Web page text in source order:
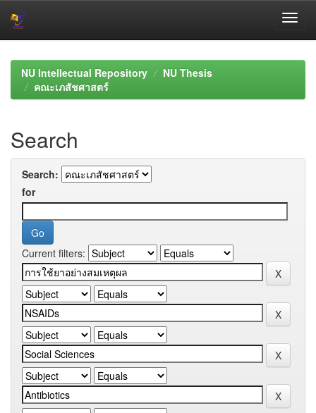
navigationNU Intellectual Repository
NU Thesis
คณะเภสัชศาสตร์
Search
Search:
for
Current filters: